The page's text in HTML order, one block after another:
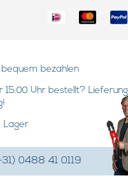
bezahlen
15:00 Uhr bestellt?
Lager
0488 41 0119